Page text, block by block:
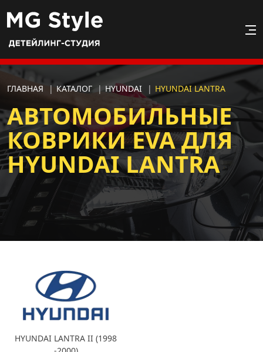
ГЛАВНАЯ | КАТАЛОГ | HYUNDAI | HYUNDAI LANTRA
АВТОМОБИЛЬНЫЕ
КОВРИКИ EVA ДЛЯ
HYUNDAI LANTRA
HYUNDAI LANTRA II (1998